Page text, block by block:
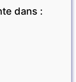
dans :